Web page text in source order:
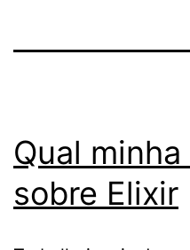
Qual
sobre Elixir